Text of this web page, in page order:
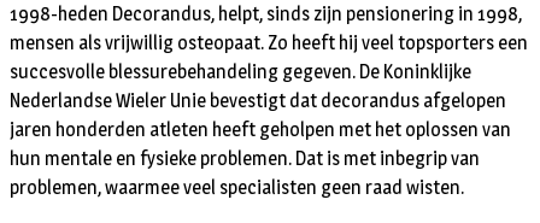
1998-heden Decorandus, helpt, sinds zijn pensionering in 1998,
mensen als vrijwillig osteopaat. Zo heeft hij veel topsporters een
succesvolle blessurebehandeling gegeven. De Koninklijke
Nederlandse Wieler Unie bevestigt dat decorandus afgelopen
jaren honderden atleten heeft geholpen met het oplossen van
hun mentale en fysieke problemen. Dat is met inbegrip van
problemen, waarmee veel specialisten geen raad wisten.